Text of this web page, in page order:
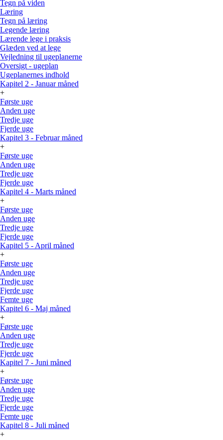
Tegn på viden
Læring
Tegn på læring
Legende læring
Lærende lege i praksis
Glæden ved at lege
Vejledning til ugeplanerne
Oversigt - ugeplan
Ugeplanernes indhold
Kapitel 2 - Januar måned
+
Første uge
Anden uge
Tredje uge
Fjerde uge
Kapitel 3 - Februar måned
+
Første uge
Anden uge
Tredje uge
Fjerde uge
Kapitel 4 - Marts måned
+
Første uge
Anden uge
Tredje uge
Fjerde uge
Kapitel 5 - April måned
+
Første uge
Anden uge
Tredje uge
Fjerde uge
Femte uge
Kapitel 6 - Maj måned
+
Første uge
Anden uge
Tredje uge
Fjerde uge
Kapitel 7 - Juni måned
+
Første uge
Anden uge
Tredje uge
Fjerde uge
Femte uge
Kapitel 8 - Juli måned
+